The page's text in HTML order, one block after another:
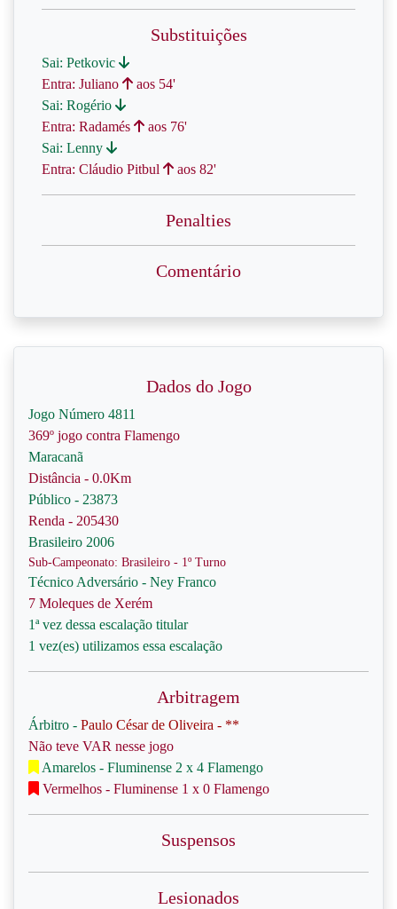
Substituições
Sai: Petkovic
Entra: Juliano
aos 54'
Sai: Rogério
Entra: Radamés
aos 76'
Sai: Lenny
Entra: Cláudio Pitbul
aos 82'
Penalties
Comentário
Dados do Jogo
Jogo Número 4811
369º jogo contra Flamengo
Maracanã
Distância - 0.0Km
Público - 23873
Renda - 205430
Brasileiro 2006
Sub-Campeonato: Brasileiro - 1º Turno
Técnico Adversário - Ney Franco
7 Moleques de Xerém
1ª vez dessa escalação titular
1 vez(es) utilizamos essa escalação
Arbitragem
Árbitro - Paulo César de Oliveira - **
Não teve VAR nesse jogo
Amarelos - Fluminense 2 x 4 Flamengo
Vermelhos - Fluminense 1 x 0 Flamengo
Suspensos
Lesionados